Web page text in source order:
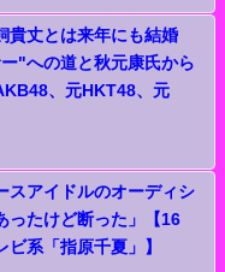
貴丈とは来年にも結婚
"への道と秋元康氏から
、元HKT48、元
スアイドルのオーディシ
ったけど断った」【16
ビ系「指原千夏」】